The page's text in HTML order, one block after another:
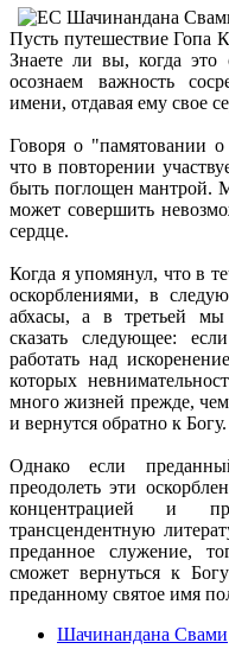
Пусть путешествие Гопа
Знаете ли вы, когда это
осознаем важность
имени, отдавая ему свое
Говоря о "памятовании
что в повторении
быть поглощен мантрой.
может совершить
сердце.
Когда я упомянул, что в
оскорблениями, в
абхасы, а в третьей мы
сказать следующее:
работать над
которых
много жизней прежде,
и вернутся обратно к Богу.
Однако если
преодолеть эти
концентрацией и
трансцендентную
преданное служение,
сможет вернуться к
преданному святое имя
Шачинандана Свами